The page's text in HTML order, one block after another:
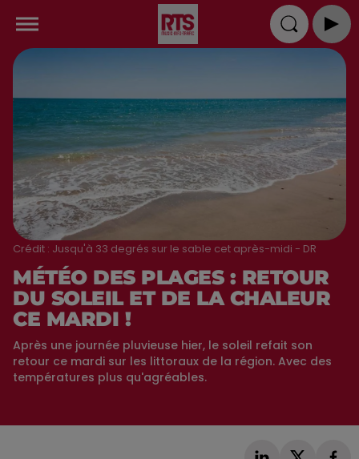
Crédit : Jusqu'à 33 degrés sur le sable cet après-midi - DR
MÉTÉO DES PLAGES : RETOUR
DU SOLEIL ET DE LA CHALEUR
CE MARDI !
Après une journée pluvieuse hier, le soleil refait son
retour ce mardi sur les littoraux de la région. Avec des
températures plus qu'agréables.